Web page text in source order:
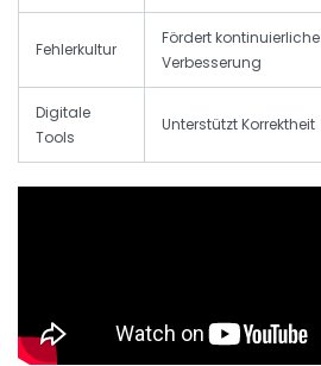
Fehlerkultur
Fördert kontinuierliche
Verbesserung
Digitale
Tools
Unterstützt Korrektheit